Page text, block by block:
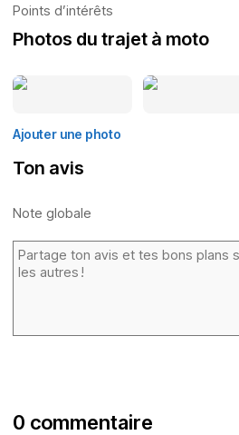
Points d’intérêts
Photos du trajet à moto
Ajouter une photo
Ton avis
Note globale
0 commentaire